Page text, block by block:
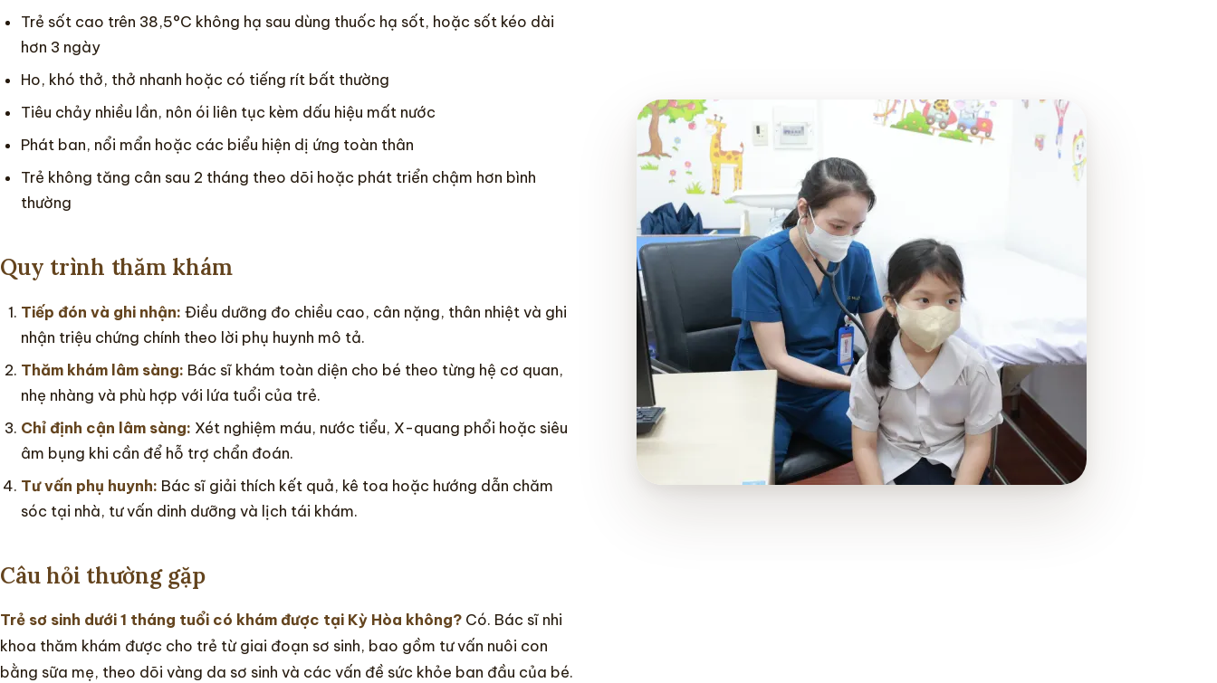
Trẻ sốt cao trên 38,5°C không hạ sau dùng thuốc hạ sốt, hoặc sốt kéo dài
hơn 3 ngày
Ho, khó thở, thở nhanh hoặc có tiếng rít bất thường
Tiêu chảy nhiều lần, nôn ói liên tục kèm dấu hiệu mất nước
Phát ban, nổi mẩn hoặc các biểu hiện dị ứng toàn thân
Trẻ không tăng cân sau 2 tháng theo dõi hoặc phát triển chậm hơn bình
thường
Quy trình thăm khám
Tiếp đón và ghi nhận: Điều dưỡng đo chiều cao, cân nặng, thân nhiệt và ghi
nhận triệu chứng chính theo lời phụ huynh mô tả.
Thăm khám lâm sàng: Bác sĩ khám toàn diện cho bé theo từng hệ cơ quan,
nhẹ nhàng và phù hợp với lứa tuổi của trẻ.
Chỉ định cận lâm sàng: Xét nghiệm máu, nước tiểu, X-quang phổi hoặc siêu
âm bụng khi cần để hỗ trợ chẩn đoán.
Tư vấn phụ huynh: Bác sĩ giải thích kết quả, kê toa hoặc hướng dẫn chăm
sóc tại nhà, tư vấn dinh dưỡng và lịch tái khám.
Câu hỏi thường gặp
Trẻ sơ sinh dưới 1 tháng tuổi có khám được tại Kỳ Hòa không? Có. Bác sĩ nhi
khoa thăm khám được cho trẻ từ giai đoạn sơ sinh, bao gồm tư vấn nuôi con
bằng sữa mẹ, theo dõi vàng da sơ sinh và các vấn đề sức khỏe ban đầu của bé.